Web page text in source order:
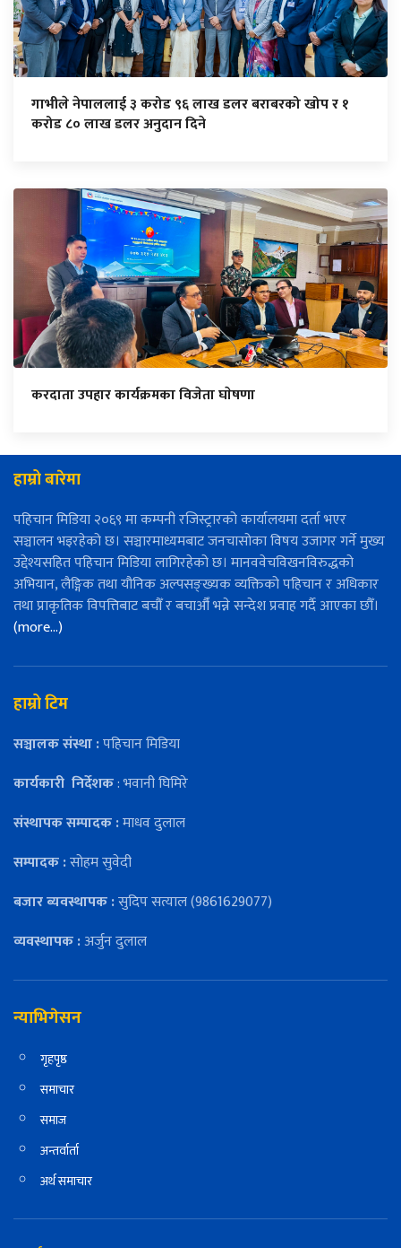
गाभीले नेपाललाई ३ करोड ९६ लाख डलर बराबरको खोप र १
करोड ८० लाख डलर अनुदान दिने
करदाता उपहार कार्यक्रमका विजेता घाेषणा
हाम्रो बारेमा
पहिचान मिडिया २०६९ मा कम्पनी रजिस्ट्रारको कार्यालयमा दर्ता भएर
सञ्चालन भइरहेको छ। सञ्चारमाध्यमबाट जनचासोका विषय उजागर गर्ने मुख्य
उद्देश्यसहित पहिचान मिडिया लागिरहेको छ। मानववेचविखनविरुद्धको
अभियान, लैङ्गिक तथा यौनिक अल्पसङ्ख्यक व्यक्तिको पहिचान र अधिकार
तथा प्राकृतिक विपत्तिबाट बचौँ र बचाऔँ भन्ने सन्देश प्रवाह गर्दै आएका छौँ।
(more…)
हाम्रो टिम
सञ्चालक संस्था :पहिचान मिडिया
कार्यकारी निर्देशक: भवानी घिमिरे
संस्थापक सम्पादक :माधव दुलाल
सम्पादक :सोहम सुवेदी
बजार ब्यवस्थापक :सुदिप सत्याल (9861629077)
व्यवस्थापक :अर्जुन दुलाल
न्याभिगेसन
गृहपृष्ठ
समाचार
समाज
अन्तर्वार्ता
अर्थ समाचार